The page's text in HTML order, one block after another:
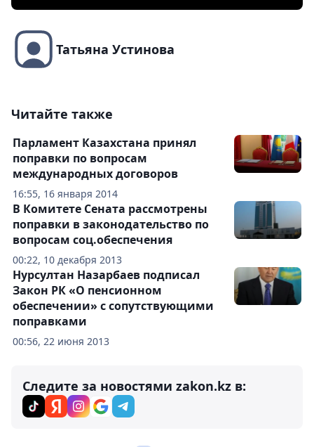
Татьяна Устинова
Читайте также
16:55, 16 января 2014
Парламент Казахстана принял
поправки по вопросам
международных договоров
00:22, 10 декабря 2013
В Комитете Сената рассмотрены
поправки в законодательство по
вопросам соц.обеспечения
00:56, 22 июня 2013
Нурсултан Назарбаев подписал
Закон РК «О пенсионном
обеспечении» с сопутствующими
поправками
Следите за новостями zakon.kz в: